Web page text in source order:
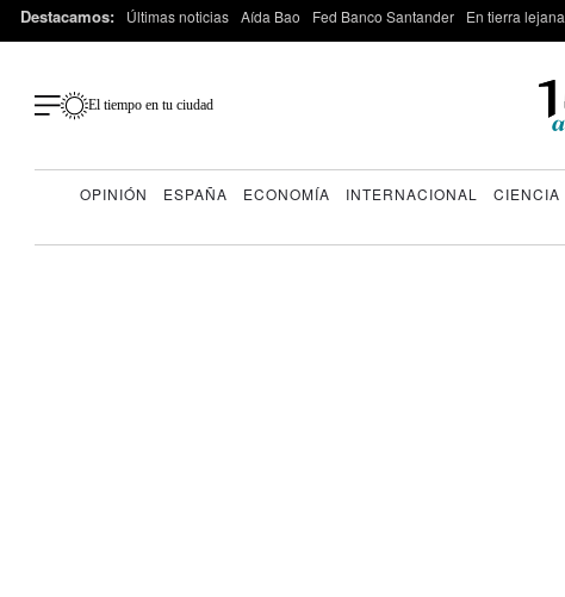
Destacamos: Últimas noticias Aída Bao Fed Banco Santander En tierra lejana
El tiempo en tu ciudad
OPINIÓN ESPAÑA ECONOMÍA INTERNACIONAL CIENCIA